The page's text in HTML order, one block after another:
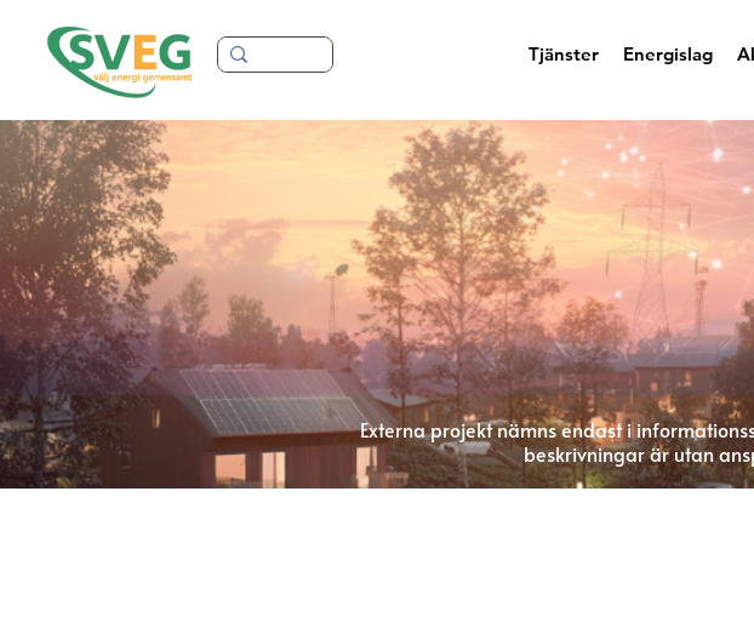
Tjänster Energislag
Externa projekt nämns endast i
beskrivningar är utan